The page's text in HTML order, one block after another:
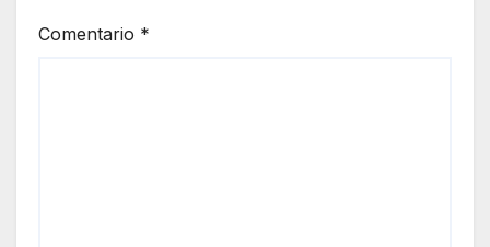
Comentario *